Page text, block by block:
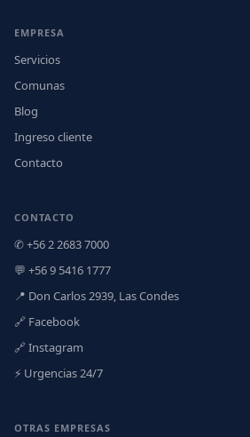
EMPRESA
Servicios
Comunas
Blog
Ingreso cliente
Contacto
CONTACTO
✆ +56 2 2683 7000
💬 +56 9 5416 1777
📍 Don Carlos 2939, Las Condes
🔗 Facebook
🔗 Instagram
⚡ Urgencias 24/7
OTRAS EMPRESAS